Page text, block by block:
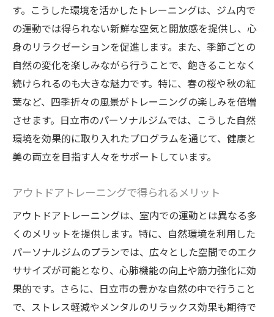
す。こうした環境を活かしたトレーニングは、ジム内で
の運動では得られない新鮮な空気と開放感を提供し、心
身のリラクゼーションを促進します。また、季節ごとの
自然の変化を楽しみながら行うことで、飽きることなく
続けられるのも大きな魅力です。特に、春の桜や秋の紅
葉など、四季折々の風景がトレーニングの楽しみを倍増
させます。日立市のパーソナルジムでは、こうした自然
環境を効果的に取り入れたプログラムを通じて、健康と
美の両立を目指す人々をサポートしています。
アウトドアトレーニングで得られるメリット
アウトドアトレーニングは、室内での運動とは異なる多
くのメリットを提供します。特に、自然環境を利用した
パーソナルジムのプランでは、広々とした空間でのエク
ササイズが可能となり、心肺機能の向上や筋力強化に効
果的です。さらに、日立市の豊かな自然の中で行うこと
で、ストレス軽減やメンタルのリラックス効果も期待で